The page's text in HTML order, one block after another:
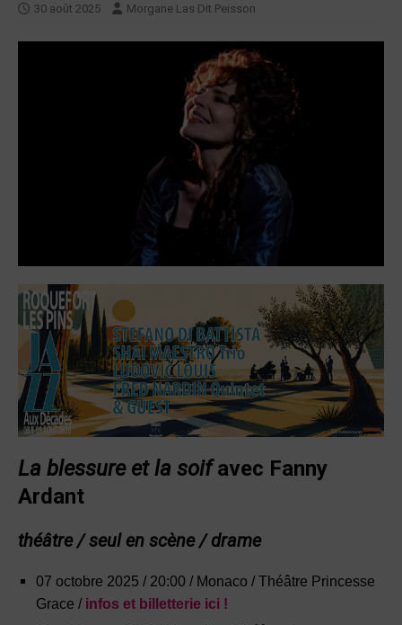
30 août 2025 Morgane Las Dit Peisson
La blessure et la soifavec Fanny
Ardant
théâtre / seul en scène / drame
07 octobre 2025 / 20:00 / Monaco / Théâtre Princesse
Grace / infos et billetterie ici !